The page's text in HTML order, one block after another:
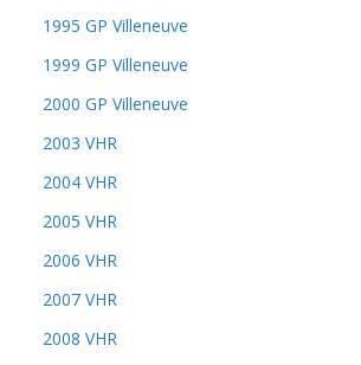
1995 GP Villeneuve
1999 GP Villeneuve
2000 GP Villeneuve
2003 VHR
2004 VHR
2005 VHR
2006 VHR
2007 VHR
2008 VHR